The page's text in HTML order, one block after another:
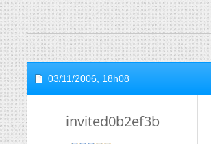
03/11/2006, 18h08
invited0b2ef3b